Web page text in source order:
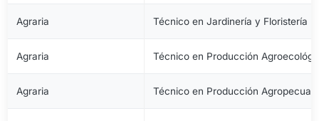
Agraria Técnico en Jardinería y Floristería
Agraria Técnico en Producción
Agraria Técnico en Producción